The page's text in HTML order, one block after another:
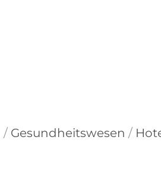
/ Gesundheitswesen /